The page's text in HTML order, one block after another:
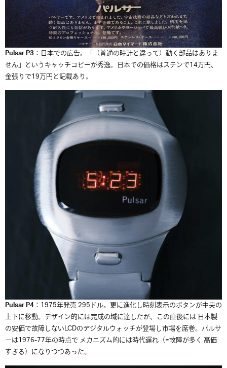
Pulsar P3 ：日本での広告。「（普通の時計と違って）動く部品はありま
せん」というキャッチコピーが秀逸。日本での価格はステンで14万円、
金張りで19万円と記載あり。
Pulsar P4：1975年発売 295ドル。更に進化し時刻表示のボタンが中央の
上下に移動。デザイン的には完成の域に達したが、この直後には 日本製
の安価で故障しないLCDのデジタルウォッチが登場し市場を席巻。パルサ
ーは1976-77年の時点で メカニズム的には時代遅れ（=故障が多く 高価
すぎる）になりつつあった。